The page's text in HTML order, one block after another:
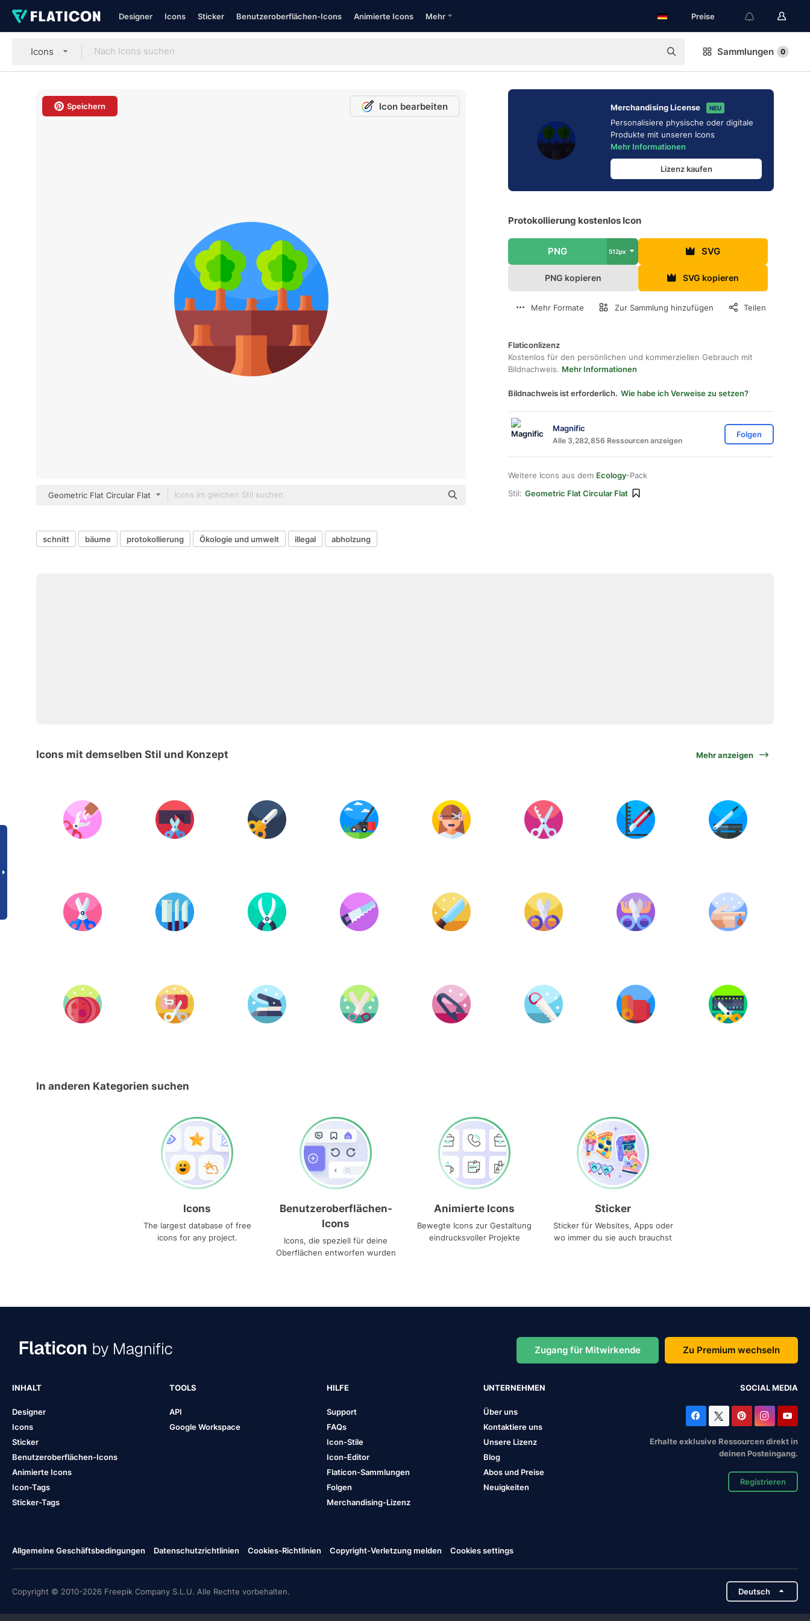
Designer Icons Sticker Benutzeroberflächen-Icons Animierte Icons Mehr Preise
Icons Sammlungen 0
Speichern Icon bearbeiten
Geometric Flat Circular Flat
Merchandising License NEU
Personalisiere physische oder digitale
Produkte mit unseren Icons
Mehr Informationen
Lizenz kaufen
Protokollierung kostenlos Icon
PNG 512px SVG
PNG kopieren SVG kopieren
Mehr Formate Zur Sammlung hinzufügen Teilen
Flaticonlizenz
Kostenlos für den persönlichen und kommerziellen Gebrauch mit
Bildnachweis. Mehr Informationen
Bildnachweis ist erforderlich. Wie habe ich Verweise zu setzen?
Magnific
Alle 3,282,856 Ressourcen anzeigen
Folgen
Weitere Icons aus dem Ecology-Pack
Stil: Geometric Flat Circular Flat
schnitt bäume protokollierung Ökologie und umwelt illegal abholzung
Icons mit demselben Stil und Konzept Mehr anzeigen
In anderen Kategorien suchen
Icons
The largest database of free
icons for any project.
Benutzeroberflächen-
Icons
Icons, die speziell für deine
Oberflächen entworfen wurden
Animierte Icons
Bewegte Icons zur Gestaltung
eindrucksvoller Projekte
Sticker
Sticker für Websites, Apps oder
wo immer du sie auch brauchst
Zugang für Mitwirkende Zu Premium wechseln
INHALT
Designer
Icons
Sticker
Benutzeroberflächen-Icons
Animierte Icons
Icon-Tags
Sticker-Tags
TOOLS
API
Google Workspace
HILFE
Support
FAQs
Icon-Stile
Icon-Editor
Flaticon-Sammlungen
Folgen
Merchandising-Lizenz
UNTERNEHMEN
Über uns
Kontaktiere uns
Unsere Lizenz
Blog
Abos und Preise
Neuigkeiten
SOCIAL MEDIA
Erhalte exklusive Ressourcen direkt in
deinen Posteingang.
Registrieren
Allgemeine Geschäftsbedingungen Datenschutzrichtlinien Cookies-Richtlinien Copyright-Verletzung melden Cookies settings
Copyright © 2010-2026 Freepik Company S.L.U. Alle Rechte vorbehalten. Deutsch